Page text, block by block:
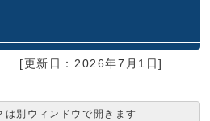
[更新日：2026年7月1日]
は別ウィンドウで開きます